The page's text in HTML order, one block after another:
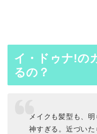
イ・ドゥナ!の
るの？
メイクも髪型も、
神すぎる。近づい